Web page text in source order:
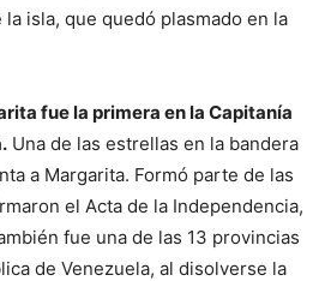
isla, que quedó plasmado en la
fue la primera en la Capitanía
Una de las estrellas en la bandera
a Margarita. Formó parte de las
el Acta de la Independencia,
fue una de las 13 provincias
de Venezuela, al disolverse la